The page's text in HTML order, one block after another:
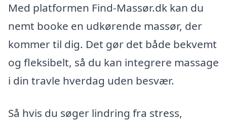
Med platformen Find-Massør.dk kan du
nemt booke en udkørende massør, der
kommer til dig. Det gør det både bekvemt
og fleksibelt, så du kan integrere massage
i din travle hverdag uden besvær.
Så hvis du søger lindring fra stress,